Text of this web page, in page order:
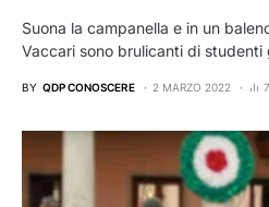
Suona la campanella e in un
Vaccari sono brulicanti di studenti
BY QDP CONOSCERE 2 MARZO 2022